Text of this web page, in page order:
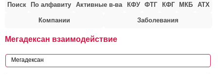
Поиск По алфавиту Активные в-ва КФУ ФТГ КФГ МКБ АТХ
Компании Заболевания
Мегадексан взаимодействие